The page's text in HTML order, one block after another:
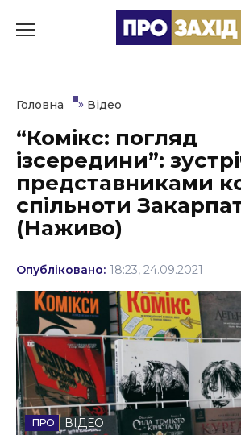
до
Культура
Освіта
Події
Політика
Соціум
Спорт
Стиль життя
Втрачений Ужгород
Головна » Відео
“Комікс: погляд
ізсередини”:
представниками
спільноти
(Наживо)
Опубліковано: 18:23, 24.09.2021
ВІДЕО